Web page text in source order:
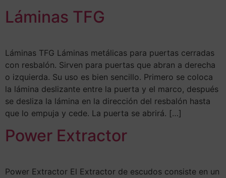
Láminas TFG
Láminas TFG Láminas metálicas para puertas cerradas
con resbalón. Sirven para puertas que abran a derecha
o izquierda. Su uso es bien sencillo. Primero se coloca
la lámina deslizante entre la puerta y el marco, después
se desliza la lámina en la dirección del resbalón hasta
que lo empuja y cede. La puerta se abrirá. […]
Power Extractor
Power Extractor El Extractor de escudos consiste en un